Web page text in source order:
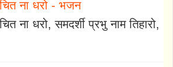
ना धरो - भजन
ना धरो, समदर्शी प्रभु नाम तिहारो,